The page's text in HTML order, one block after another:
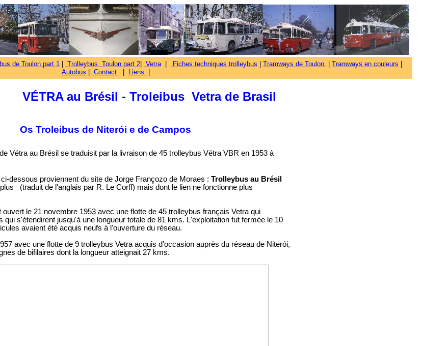
de Toulon part 1 Trolleybus Toulon part 2 Vetra| Fiches techniques trolleybus Tramways de Toulon Tramways en couleurs
Autobus
Contact Liens
VÉTRA au Brésil - Troleibus Vetra de Brasil
Os Troleibus de Niterói e de Campos
Vétra au Brésil se traduisit par la livraison de 45 trolleybus Vétra VBR en 1953 à
dessous proviennent du site de Jorge Françozo de Moraes : Trolleybus au Brésil
(traduit de l'anglais par R. Le Corff) mais dont le lien ne fonctionne plus
ouvert le 21 novembre 1953 avec une flotte de 45 trolleybus français Vetra qui
qui s'étendirent jusqu'à une longueur totale de 81 kms. L'exploitation fut fermée le 10
avaient été acquis neufs à l'ouverture du réseau.
avec une flotte de 9 trolleybus Vetra acquis d'occasion auprès du réseau de Niterói,
de bifilaires dont la longueur atteignait 27 kms.